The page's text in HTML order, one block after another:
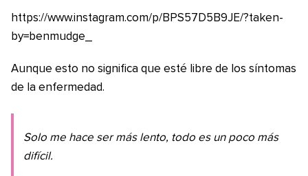
https://www.instagram.com/p/BPS57D5B9JE/?taken-
by=benmudge_
Aunque esto no significa que esté libre de los síntomas
de la enfermedad.
Solo me hace ser más lento, todo es un poco más
difícil.